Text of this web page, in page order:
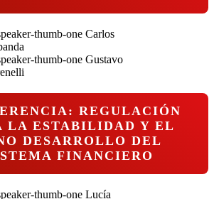
Carlos
Gustavo
REGULACIÓN
LA ESTABILIDAD Y EL
DESARROLLO DEL
FINANCIERO
Lucía